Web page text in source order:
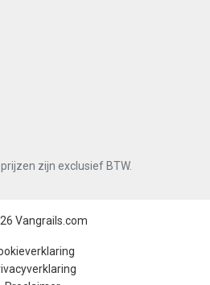
zijn exclusief BTW.
Vangrails.com